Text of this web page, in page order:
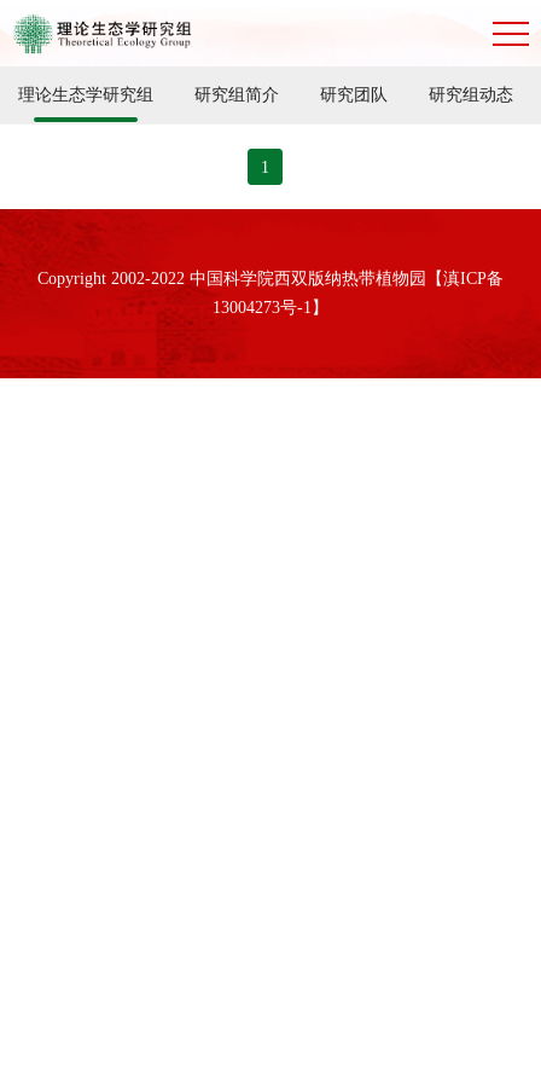
理论生态学研究组 研究组简介 研究团队 研究组动态
1
Copyright 2002-2022 中国科学院西双版纳热带植物园【滇ICP备
13004273号-1】